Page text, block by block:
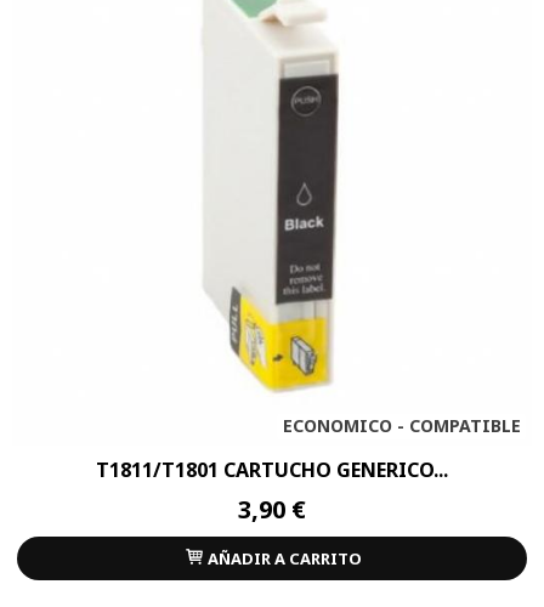
ECONOMICO - COMPATIBLE
T1811/T1801 CARTUCHO GENERICO...
3,90 €
AÑADIR A CARRITO